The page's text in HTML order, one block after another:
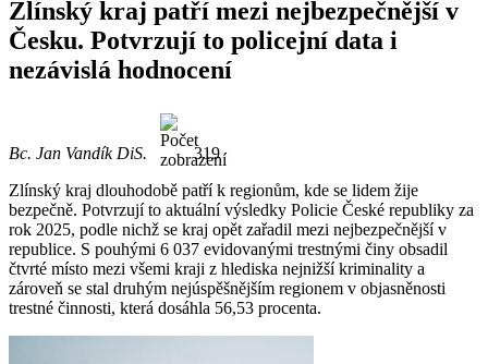
Zlínský kraj patří mezi nejbezpečnější v
Česku. Potvrzují to policejní data i
nezávislá hodnocení
Bc. Jan Vandík DiS.
319
Zlínský kraj dlouhodobě patří k regionům, kde se lidem žije
bezpečně. Potvrzují to aktuální výsledky Policie České republiky za
rok 2025, podle nichž se kraj opět zařadil mezi nejbezpečnější v
republice. S pouhými 6 037 evidovanými trestnými činy obsadil
čtvrté místo mezi všemi kraji z hlediska nejnižší kriminality a
zároveň se stal druhým nejúspěšnějším regionem v objasněnosti
trestné činnosti, která dosáhla 56,53 procenta.